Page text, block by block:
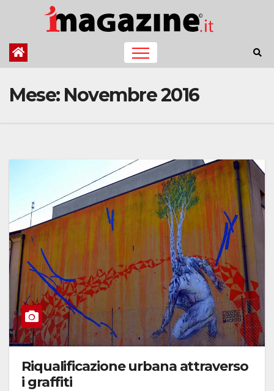
Mese: Novembre 2016
Riqualificazione urbana attraverso
i graffiti